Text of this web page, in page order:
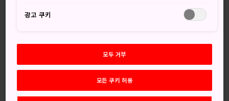
하하지마 섬에서는 스노클링, 트레킹 및 고래와 돌고래 관찰
오키항 주변에 본 마을이 있습니다
오시는 길
광고 쿠키
모두 거부
모든 쿠키 허용